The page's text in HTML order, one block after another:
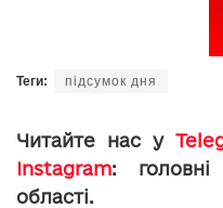
Теги: підсумок дня
Читайте нас у
Instagram:
області.